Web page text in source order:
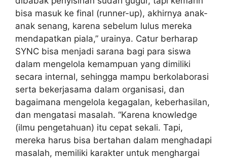
bisa masuk ke final (runner-up), akhirnya anak-
anak senang, karena sebelum lulus mereka
mendapatkan piala,” urainya. Catur berharap
SYNC bisa menjadi sarana bagi para siswa
dalam mengelola kemampuan yang dimiliki
secara internal, sehingga mampu berkolaborasi
serta bekerjasama dalam organisasi, dan
bagaimana mengelola kegagalan, keberhasilan,
dan mengatasi masalah. “Karena knowledge
(ilmu pengetahuan) itu cepat sekali. Tapi,
mereka harus bisa bertahan dalam menghadapi
masalah, memiliki karakter untuk menghargai